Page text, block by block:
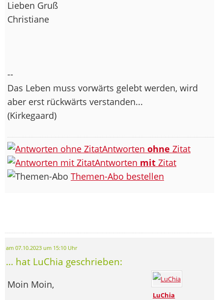
Lieben Gruß
Christiane
--
Das Leben muss vorwärts gelebt werden, wird
aber erst rückwärts verstanden...
(Kirkegaard)
Antworten ohne Zitat
Antworten mit Zitat
Themen-Abo bestellen
am 07.10.2023 um 15:10 Uhr
... hat LuChia geschrieben:
LuChia
Moin Moin,